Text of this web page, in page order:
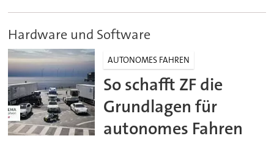
Hardware und Software
AUTONOMES FAHREN
So schafft ZF die
Grundlagen für
autonomes Fahren